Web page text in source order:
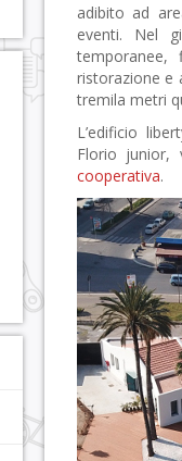
adibito ad
eventi. Nel
temporanee,
ristorazione e
tremila metri
L’edificio
Florio junior,
cooperativa.